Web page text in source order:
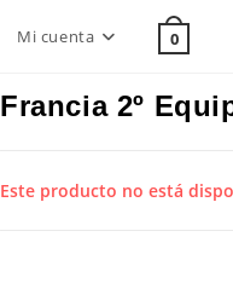
Mi cuenta 0
Francia 2º
Este producto no está